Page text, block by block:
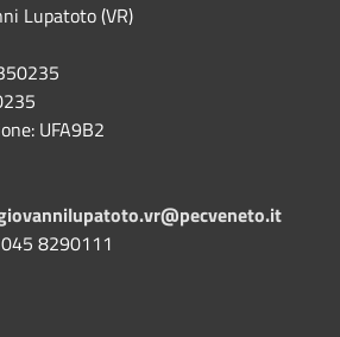
Lupatoto (VR)
UFA9B2
8290111